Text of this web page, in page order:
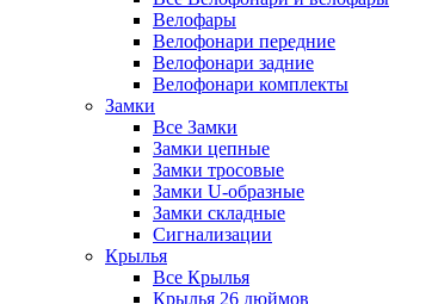
Велофары
Велофонари передние
Велофонари задние
Велофонари комплекты
Замки
Все Замки
Замки цепные
Замки тросовые
Замки U-образные
Замки складные
Сигнализации
Крылья
Все Крылья
Крылья 26 дюймов